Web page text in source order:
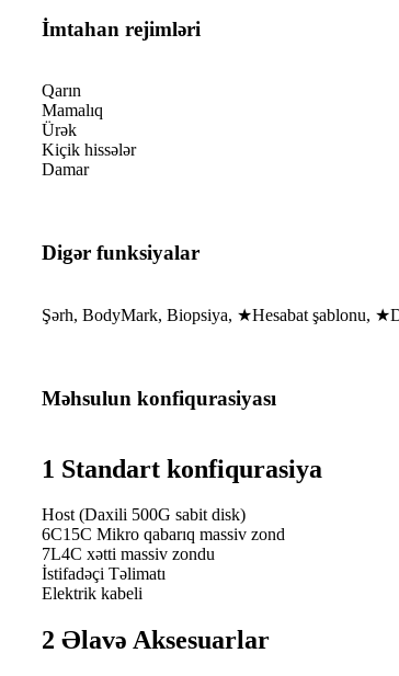
İmtahan rejimləri
Qarın
Mamalıq
Ürək
Kiçik hissələr
Damar
Digər funksiyalar
Şərh, BodyMark, Biopsiya, ★Hesabat şablonu,
Məhsulun konfiqurasiyası
1 Standart konfiqurasiya
Host (Daxili 500G sabit disk)
6C15C Mikro qabarıq massiv zond
7L4C xətti massiv zondu
İstifadəçi Təlimatı
Elektrik kabeli
2 Əlavə Aksesuarlar